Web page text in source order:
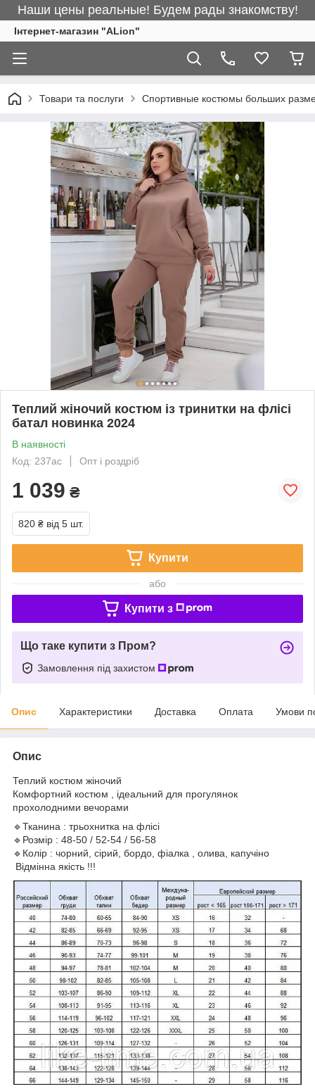
Наши цены реальные! Будем рады знакомству!
Інтернет-магазин "ALіon"
Товари та послуги Спортивные костюмы больших
Теплий жіночий костюм із тринитки на флісі
батал новинка 2024
В наявності
Код: 237ас
Опт і роздріб
1 039 ₴
820 ₴ від 5 шт.
Купити
або
Купити з
Що таке купити з Пром?
Замовлення під захистом
Опис Характеристики Доставка Оплата Умови
Опис
Теплий костюм жіночий
Комфортний костюм , ідеальний для прогулянок
прохолодними вечорами
🔹Тканина : трьохнитка на флісі
🔹Розмір : 48-50 / 52-54 / 56-58
🔹Колір : чорний, сірий, бордо, фіалка , олива, капучіно
Відмінна якість !!!